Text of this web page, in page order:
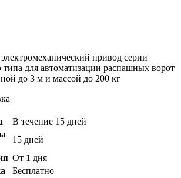
привод серии
для автоматизации распашных ворот
до 3 м и массой до 200 кг
В течение 15 дней
15 дней
От 1 дня
Бесплатно